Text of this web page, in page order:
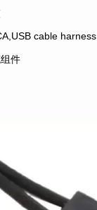
cable harness
件